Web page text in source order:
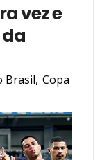
vez e
Brasil, Copa